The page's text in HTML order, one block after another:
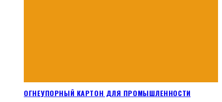
ОГНЕУПОРНЫЙ КАРТОН ДЛЯ ПРОМЫШЛЕННОСТИ